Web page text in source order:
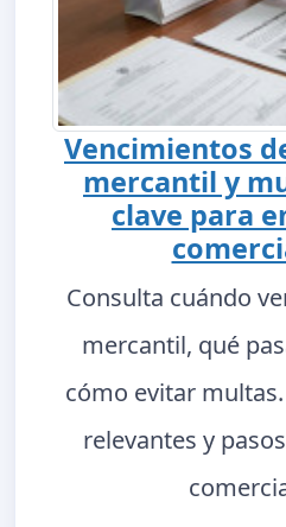
Vencimientos
mercantil y
clave para
Consulta cuándo
mercantil, qué
cómo evitar
relevantes y